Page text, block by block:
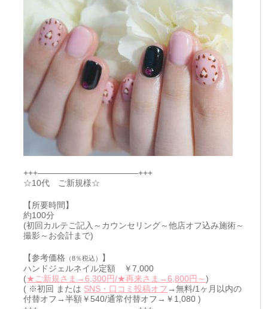
+++————————————+++
☆10代 ご新規様☆
【所要時間】
約100分
(初回カルテご記入～カウンセリング～他店オフ込み施術～
撮影～お会計まで)
【参考価格 （8％税込）
】
ハンドジェルネイル定額 ￥7,000
(★ご新規さま→6,300円/★再来さま→6,800円～)
( ※初回 または SNS・口コミ投稿オフ →無料/1ヶ月以内の
付替オフ→半額￥540/通常付替オフ→￥1,080 )